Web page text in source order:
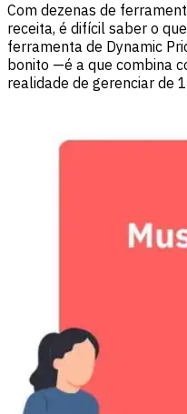
Com dezenas de
receita, é difícil saber o
ferramenta de Dynamic
bonito —é a que combina
realidade de gerenciar de